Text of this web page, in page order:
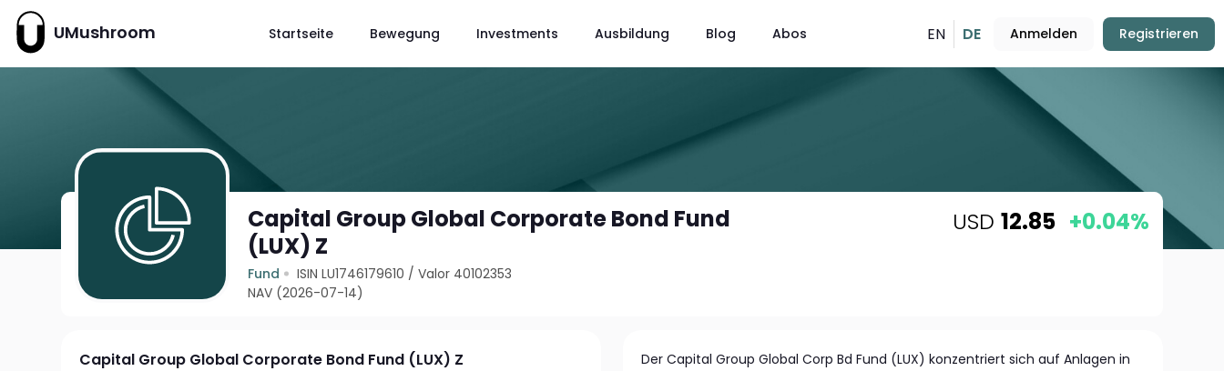
UMushroom Startseite Bewegung Investments Ausbildung Blog Abos EN DE Anmelden Registrieren
Capital Group Global Corporate Bond Fund
(LUX) Z
Fund ISIN LU1746179610 /Valor 40102353
NAV (2026-07-14)
USD 12.85 +0.04%
Capital Group Global Corporate Bond Fund (LUX) Z
Der Capital Group Global Corp Bd Fund (LUX) konzentriert sich auf Anlagen in